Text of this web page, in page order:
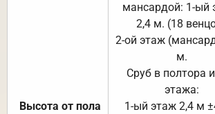
Высота от пола
мансардой: 1-ый
2,4 м. (18
2-ой этаж
м.
Сруб в полтора
этажа:
1-ый этаж 2,4 м